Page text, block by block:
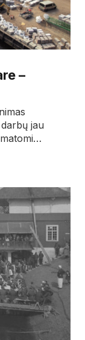
–
jau